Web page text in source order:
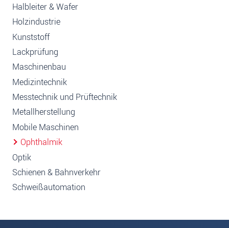
Halbleiter & Wafer
Holzindustrie
Kunststoff
Lackprüfung
Maschinenbau
Medizintechnik
Messtechnik und Prüftechnik
Metallherstellung
Mobile Maschinen
Ophthalmik
Optik
Schienen & Bahnverkehr
Schweißautomation